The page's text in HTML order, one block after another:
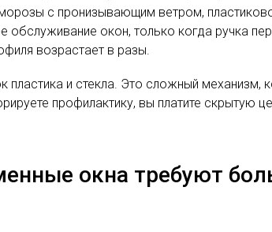
с пронизывающим ветром,
обслуживание окон, только когда ручка
возрастает в разы.
пластика и стекла. Это сложный
профилактику, вы платите скрытую
окна требуют